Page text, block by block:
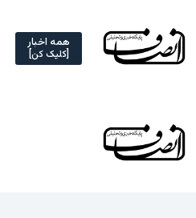
content
همه اخبار
[کلیک کن]